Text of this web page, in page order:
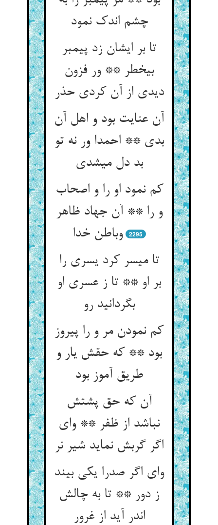
چشم اندک نمود
تا بر ایشان زد پیمبر
بی‏خطر ** ور فزون
دیدی از آن کردی حذر
آن عنایت بود و اهل آن
بدی ** احمدا ور نه تو
بد دل می‏شدی‏
کم نمود او را و اصحاب
و را ** آن جهاد ظاهر
وباطن خدا
2295
تا میسر کرد یسری را
بر او ** تا ز عسری او
بگردانید رو
کم نمودن مر و را پیروز
بود ** که حقش یار و
طریق آموز بود
آن که حق پشتش
نباشد از ظفر ** وای
اگر گربش نماید شیر نر
وای اگر صدرا یکی بیند
ز دور ** تا به چالش
اندر آید از غرور